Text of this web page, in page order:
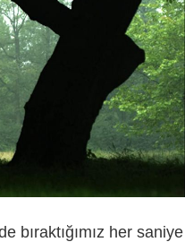
bıraktığımız her saniye